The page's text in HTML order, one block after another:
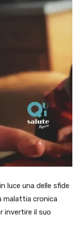
luce una delle sfide
malattia cronica
invertire il suo